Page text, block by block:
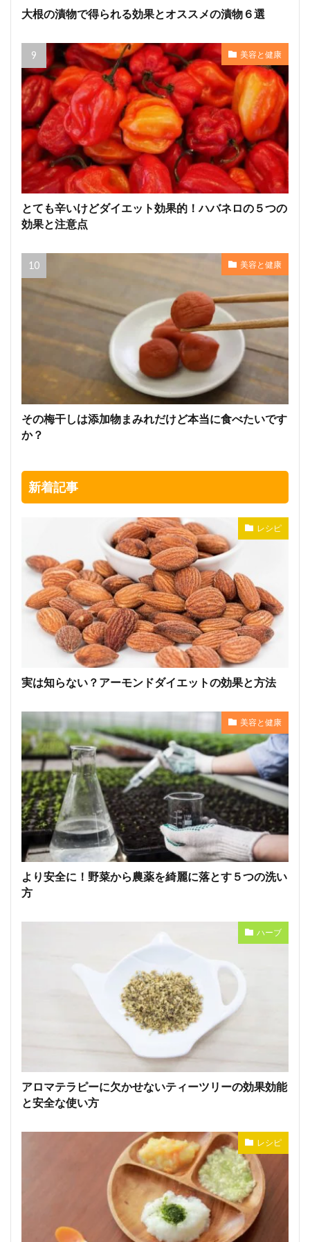
大根の漬物で得られる効果とオススメの漬物６選
美容と健康
とても辛いけどダイエット効果的！ハバネロの５つの
効果と注意点
美容と健康
その梅干しは添加物まみれだけど本当に食べたいです
か？
新着記事
レシピ
実は知らない？アーモンドダイエットの効果と方法
美容と健康
より安全に！野菜から農薬を綺麗に落とす５つの洗い
方
ハーブ
アロマテラピーに欠かせないティーツリーの効果効能
と安全な使い方
レシピ